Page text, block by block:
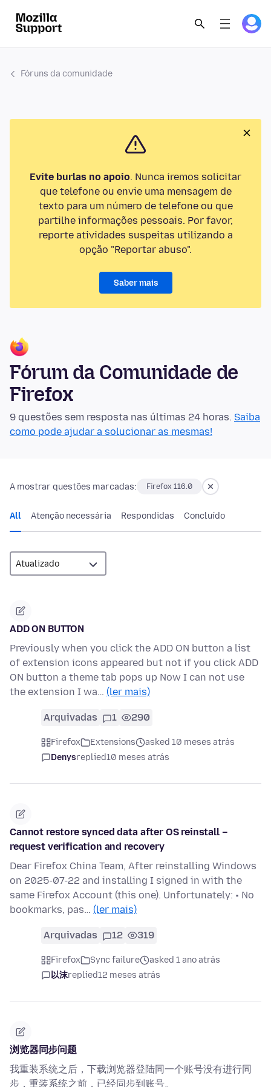
Fóruns da comunidade
Evite burlas no apoio. Nunca iremos solicitar
que telefone ou envie uma mensagem de
texto para um número de telefone ou que
partilhe informações pessoais. Por favor,
reporte atividades suspeitas utilizando a
opção "Reportar abuso".
Saber mais
Fórum da Comunidade de
Firefox
9 questões sem resposta nas últimas 24 horas. Saiba
como pode ajudar a solucionar as mesmas!
A mostrar questões marcadas: Firefox 116.0
All Atenção necessária Respondidas Concluído
ADD ON BUTTON
Previously when you click the ADD ON button a list
of extension icons appeared but not if you click ADD
ON button a theme tab pops up Now I can not use
the extension I wa… (ler mais)
Arquivadas 1 290
Firefox Extensions
asked 10 meses atrás
Denysreplied10 meses atrás
Cannot restore synced data after OS reinstall –
request verification and recovery
Dear Firefox China Team, After reinstalling Windows
on 2025-07-22 and installing I signed in with the
same Firefox Account (this one). Unfortunately: • No
bookmarks, pas… (ler mais)
Arquivadas 12 319
Firefox Sync failure
asked 1 ano atrás
以沫replied12 meses atrás
浏览器同步问题
我重装系统之后，下载浏览器登陆同一个账号没有进行同
步，重装系统之前，已经同步到账号。